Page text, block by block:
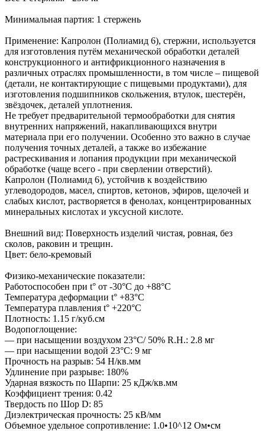
Минимальная партия: 1 стержень
Применение: Капролон (Полиамид 6), стержни, используется
для изготовления путём механической обработки деталей
конструкционного и антифрикционного назначения в
различных отраслях промышленности, в том числе – пищевой
(детали, не контактирующие с пищевыми продуктами), для
изготовления подшипников скольжения, втулок, шестерён,
звёздочек, деталей уплотнения.
Не требует предварительной термообработки для снятия
внутренних напряжений, накапливающихся внутри
материала при его получении. Особенно это важно в случае
получения точных деталей, а также во избежание
растрескивания и лопания продукции при механической
обработке (чаще всего - при сверлении отверстий).
Капролон (Полиамид 6), устойчив к воздействию
углеводородов, масел, спиртов, кетонов, эфиров, щелочей и
слабых кислот, растворяется в фенолах, концентрированных
минеральных кислотах и уксусной кислоте.
Внешний вид: Поверхность изделий чистая, ровная, без
сколов, раковин и трещин.
Цвет: бело-кремовый
Физико-механические показатели:
Работоспособен при t° от -30°C до +88°C
Температура деформации t° +83°C
Температура плавления t° +220°C
Плотность: 1.15 г/куб.см
Водопоглощение:
— при насыщении воздухом 23°C/ 50% R.H.: 2.8 мг
— при насыщении водой 23°C: 9 мг
Прочность на разрыв: 54 Н/кв.мм
Удлинение при разрыве: 180%
Ударная вязкость по Шарпи: 25 кДж/кв.мм
Коэффициент трения: 0.42
Твердость по Шор D: 85
Диэлектрическая прочность: 25 кВ/мм
Объемное удельное сопротивление: 1.0•10^12 Ом•см